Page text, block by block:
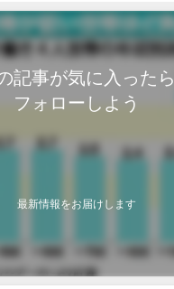
記事が気に入ったら
フォローしよう
最新情報をお届けします